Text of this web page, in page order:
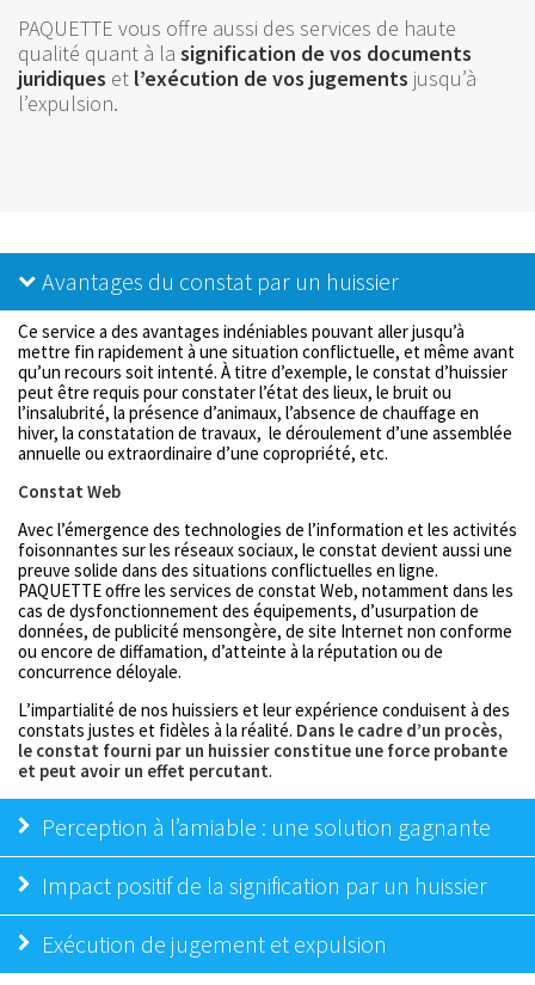
PAQUETTE vous offre aussi des services de haute
qualité quant à la signification de vos documents
juridiques et l’exécution de vos jugements jusqu’à
l’expulsion.
Avantages du constat par un huissier
Ce service a des avantages indéniables pouvant aller jusqu’à
mettre fin rapidement à une situation conflictuelle, et même avant
qu’un recours soit intenté. À titre d’exemple, le constat d’huissier
peut être requis pour constater l’état des lieux, le bruit ou
l’insalubrité, la présence d’animaux, l’absence de chauffage en
hiver, la constatation de travaux, le déroulement d’une assemblée
annuelle ou extraordinaire d’une copropriété, etc.
Constat Web
Avec l’émergence des technologies de l’information et les activités
foisonnantes sur les réseaux sociaux, le constat devient aussi une
preuve solide dans des situations conflictuelles en ligne.
PAQUETTE offre les services de constat Web, notamment dans les
cas de dysfonctionnement des équipements, d’usurpation de
données, de publicité mensongère, de site Internet non conforme
ou encore de diffamation, d’atteinte à la réputation ou de
concurrence déloyale.
L’impartialité de nos huissiers et leur expérience conduisent à des
constats justes et fidèles à la réalité. Dans le cadre d’un procès,
le constat fourni par un huissier constitue une force probante
et peut avoir un effet percutant.
Perception à l’amiable : une solution gagnante
Impact positif de la signification par un huissier
Exécution de jugement et expulsion